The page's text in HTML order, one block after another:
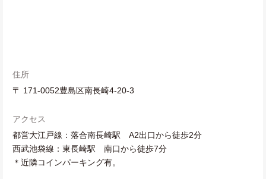
住所
〒 171-0052豊島区南長崎4-20-3
アクセス
都営大江戸線：落合南長崎駅 A2出口から徒歩2分
西武池袋線：東長崎駅 南口から徒歩7分
＊近隣コインパーキング有。